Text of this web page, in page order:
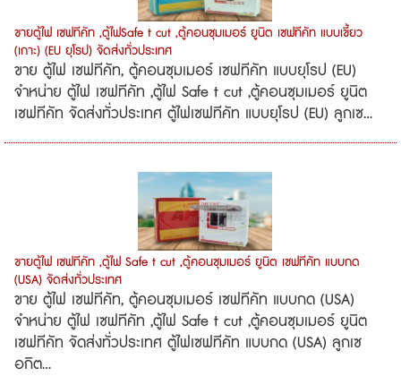
ขายตู้ไฟ เซฟทีคัท ,ตู้ไฟSafe t cut ,ตู้คอนซุมเมอร์ ยูนิต เซฟทีคัท แบบเขี้ยว
(เกาะ) (EU ยุโรป) จัดส่งทั่วประเทศ
ขาย ตู้ไฟ เซฟทีคัท, ตู้คอนซุมเมอร์ เซฟทีคัท แบบยุโรป (EU)
จำหน่าย ตู้ไฟ เซฟทีคัท ,ตู้ไฟ Safe t cut ,ตู้คอนซุมเมอร์ ยูนิต
เซฟทีคัท จัดส่งทั่วประเทศ ตู้ไฟเซฟทีคัท แบบยุโรป (EU) ลูกเซ...
ขายตู้ไฟ เซฟทีคัท ,ตู้ไฟ Safe t cut ,ตู้คอนซุมเมอร์ ยูนิต เซฟทีคัท แบบกด
(USA) จัดส่งทั่วประเทศ
ขาย ตู้ไฟ เซฟทีคัท, ตู้คอนซุมเมอร์ เซฟทีคัท แบบกด (USA)
จำหน่าย ตู้ไฟ เซฟทีคัท ,ตู้ไฟ Safe t cut ,ตู้คอนซุมเมอร์ ยูนิต
เซฟทีคัท จัดส่งทั่วประเทศ ตู้ไฟเซฟทีคัท แบบกด (USA) ลูกเซ
อกิต...